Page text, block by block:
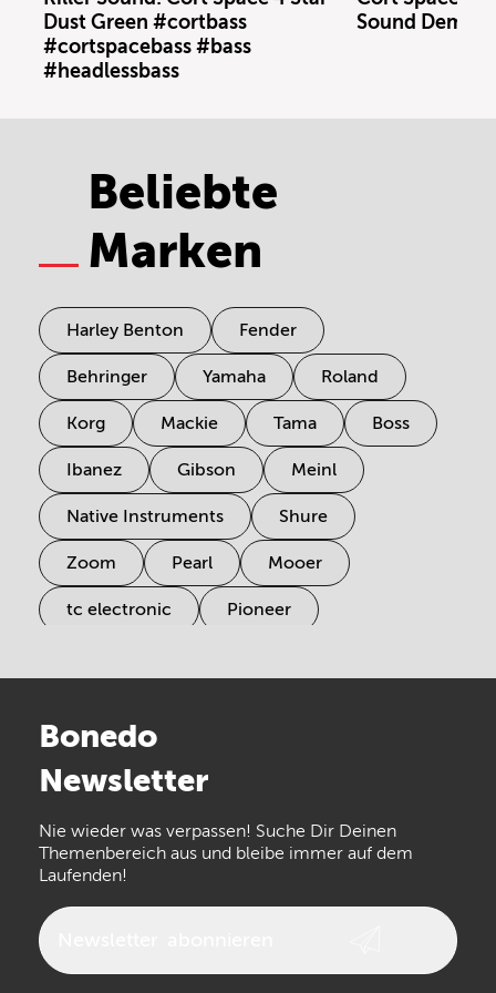
Dust Green #cortbass
#cortspacebass #bass
#headlessbass
Sound Demo
Beliebte
Marken
Harley Benton Fender
Behringer Yamaha Roland
Korg Mackie Tama Boss
Ibanez Gibson Meinl
Native Instruments Shure
Zoom Pearl Mooer
tc electronic Pioneer
Arturia
the t.bone
Walrus Audio Epiphone
Bonedo
Newsletter
Nie wieder was verpassen! Suche Dir Deinen
Themenbereich aus und bleibe immer auf dem
Laufenden!